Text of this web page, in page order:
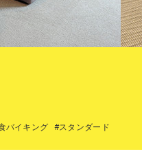
バイキング #スタンダード